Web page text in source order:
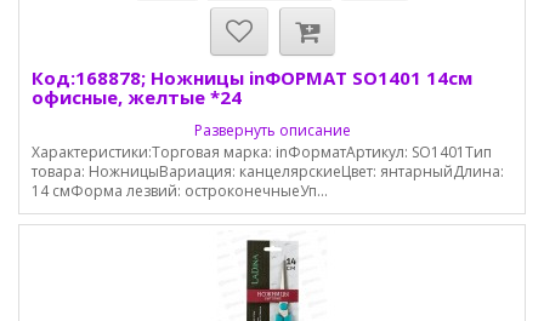
Код:168878; Ножницы inФОРМАТ SO1401 14см
офисные, желтые *24
Развернуть описание
Характеристики:Торговая марка: inФорматАртикул: SO1401Тип
товара: НожницыВариация: канцелярскиеЦвет: янтарныйДлина:
14 смФорма лезвий: остроконечныеУп...